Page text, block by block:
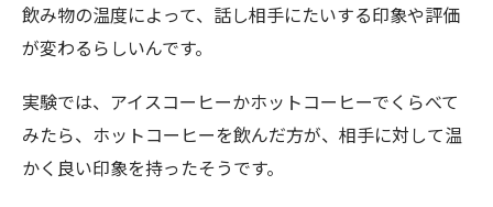
飲み物の温度によって、話し相手にたいする印象や評価
が変わるらしいんです。
実験では、アイスコーヒーかホットコーヒーでくらべて
みたら、ホットコーヒーを飲んだ方が、相手に対して温
かく良い印象を持ったそうです。